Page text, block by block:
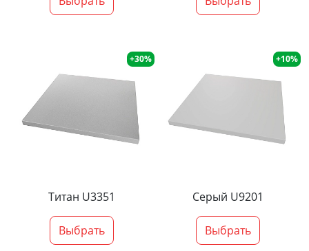
+30%
Титан U3351
Выбрать
+10%
Серый U9201
Выбрать